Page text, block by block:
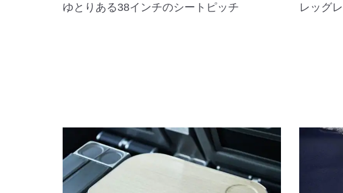
ゆとりある38インチのシートピッチ レッグ